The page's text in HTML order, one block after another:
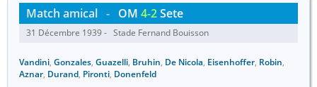
Match amical - OM 4-2Sete
31 Décembre 1939 - Stade Fernand Bouisson
Vandini, Gonzales, Guazelli, Bruhin, De Nicola, Eisenhoffer, Robin,
Aznar, Durand, Pironti, Donenfeld